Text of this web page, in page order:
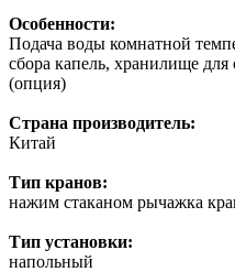
Особенности:
Подача воды комнатной
сбора капель, хранилище для
(опция)
Страна производитель:
Китай
Тип кранов:
нажим стаканом рычажка
Тип установки:
напольный